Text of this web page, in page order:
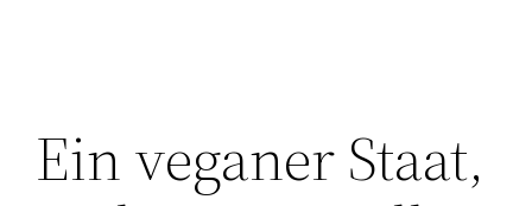
Ein veganer Staat,